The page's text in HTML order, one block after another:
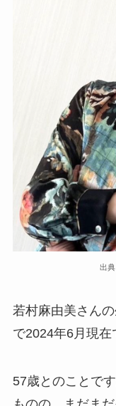
出典
若村麻由美さん
で2024年6月現在
57歳とのことで